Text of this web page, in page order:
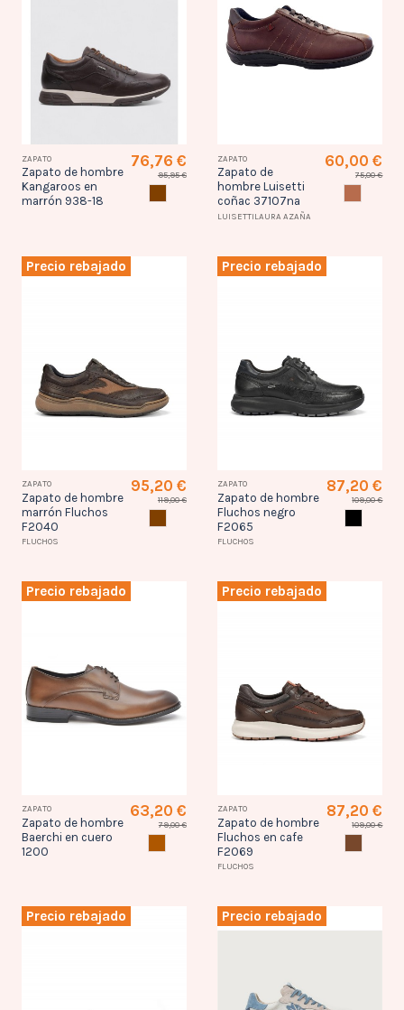
ZAPATO
Zapato de hombre
Kangaroos en
marrón 938-18
76,76 €
95,95 €
ZAPATO
Zapato de
hombre Luisetti
coñac 37107na
LUISETTILAURA AZAÑA
60,00 €
75,00 €
Precio rebajado
ZAPATO
Zapato de hombre
marrón Fluchos
F2040
FLUCHOS
95,20 €
119,00 €
Precio rebajado
ZAPATO
Zapato de hombre
Fluchos negro
F2065
FLUCHOS
87,20 €
109,00 €
Precio rebajado
ZAPATO
Zapato de hombre
Baerchi en cuero
1200
63,20 €
79,00 €
Precio rebajado
ZAPATO
Zapato de hombre
Fluchos en cafe
F2069
FLUCHOS
87,20 €
109,00 €
Precio rebajado Precio rebajado